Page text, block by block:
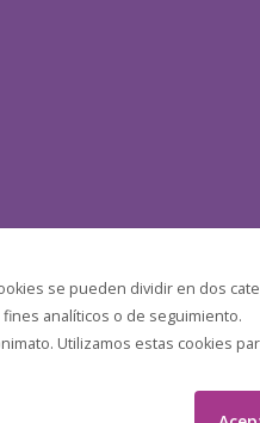
se pueden dividir en dos
analíticos o de seguimiento.
Utilizamos estas cookies